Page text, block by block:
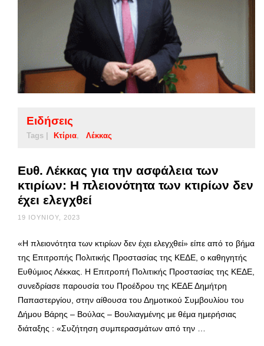
Ειδήσεις
Tags | Κτίρια Λέκκας
Ευθ. Λέκκας για την ασφάλεια των
κτιρίων: Η πλειονότητα των κτιρίων δεν
έχει ελεγχθεί
19 ΙΟΥΝΊΟΥ, 2023
«Η πλειονότητα των κτιρίων δεν έχει ελεγχθεί» είπε από το βήμα
της Επιτροπής Πολιτικής Προστασίας της ΚΕΔΕ, ο καθηγητής
Ευθύμιος Λέκκας. Η Επιτροπή Πολιτικής Προστασίας της ΚΕΔΕ,
συνεδρίασε παρουσία του Προέδρου της ΚΕΔΕ Δημήτρη
Παπαστεργίου, στην αίθουσα του Δημοτικού Συμβουλίου του
Δήμου Βάρης – Βούλας – Βουλιαγμένης με θέμα ημερήσιας
διάταξης : «Συζήτηση συμπερασμάτων από την …